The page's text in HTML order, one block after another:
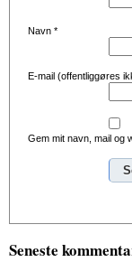
Navn *
E-mail (offentliggøres
Gem mit navn, mail og
Seneste